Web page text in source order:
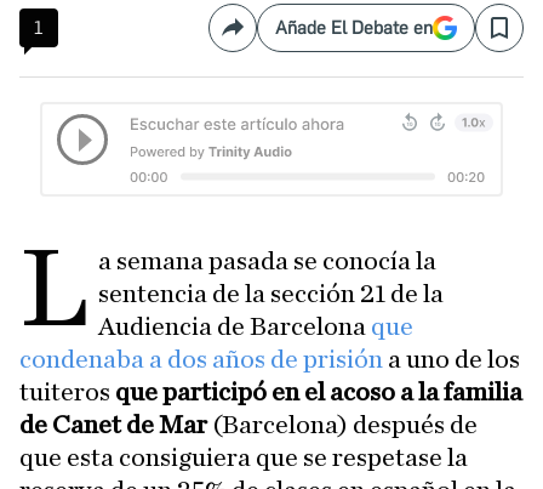
1 CompartirAñade El Debate en Save
L a semana pasada se conocía la
sentencia de la sección 21 de la
Audiencia de Barcelona que
condenaba a dos años de prisión a uno de los
tuiteros que participó en el acoso a la familia
de Canet de Mar (Barcelona) después de
que esta consiguiera que se respetase la